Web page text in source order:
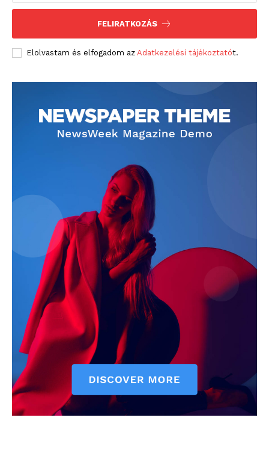
FELIRATKOZÁS
Elolvastam és elfogadom az Adatkezelési tájékoztatót.